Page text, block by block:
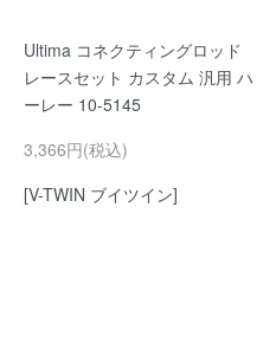
Ultima コネクティングロッド
レースセット カスタム 汎用 ハ
ーレー 10-5145
3,366円(税込)
[V-TWIN ブイツイン]